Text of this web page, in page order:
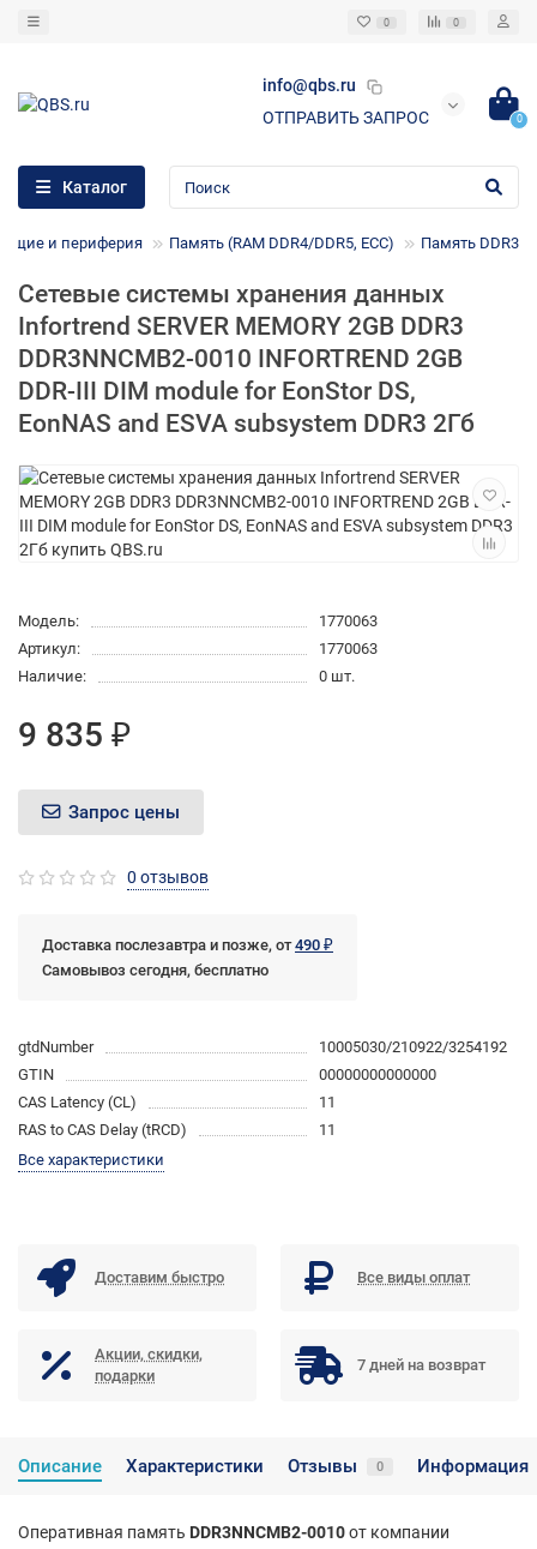
0 0
info@qbs.ru
ОТПРАВИТЬ ЗАПРОС
0
Каталог
и периферия Память (RAM DDR4/DDR5, ECC) Память DDR3
Сетевые системы хранения данных
Infortrend SERVER MEMORY 2GB DDR3
DDR3NNCMB2-0010 INFORTREND 2GB
DDR-III DIM module for EonStor DS,
EonNAS and ESVA subsystem DDR3 2Гб
Модель:
1770063
Артикул:
1770063
Наличие:
0 шт.
9 835 ₽
Запрос цены
0 отзывов
Доставка послезавтра и позже, от490 ₽
Самовывоз сегодня, бесплатно
gtdNumber
10005030/210922/3254192
GTIN
00000000000000
CAS Latency (CL)
11
RAS to CAS Delay (tRCD)
11
Все характеристики
Доставим быстро Все виды оплат
Акции, скидки,
подарки
7 дней на возврат
Описание Характеристики Отзывы 0 Информация
Оперативная память DDR3NNCMB2-0010от компании